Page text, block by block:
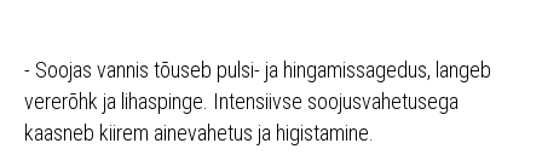
- Soojas vannis tõuseb pulsi- ja hingamissagedus, langeb
vererõhk ja lihaspinge. Intensiivse soojusvahetusega
kaasneb kiirem ainevahetus ja higistamine.